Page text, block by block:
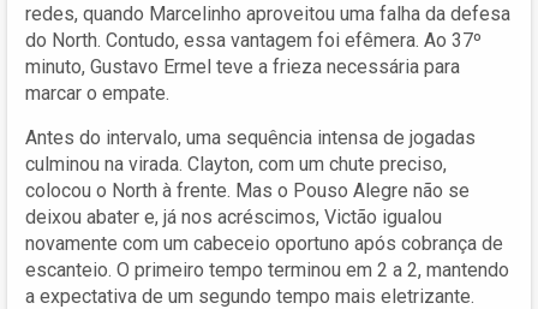
redes, quando Marcelinho aproveitou uma falha da defesa
do North. Contudo, essa vantagem foi efêmera. Ao 37º
minuto, Gustavo Ermel teve a frieza necessária para
marcar o empate.
Antes do intervalo, uma sequência intensa de jogadas
culminou na virada. Clayton, com um chute preciso,
colocou o North à frente. Mas o Pouso Alegre não se
deixou abater e, já nos acréscimos, Victão igualou
novamente com um cabeceio oportuno após cobrança de
escanteio. O primeiro tempo terminou em 2 a 2, mantendo
a expectativa de um segundo tempo mais eletrizante.